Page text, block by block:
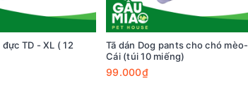
TD - XL ( 12
Tã dán Dog pants cho chó mèo-
Cái (túi 10 miếng)
99.000₫